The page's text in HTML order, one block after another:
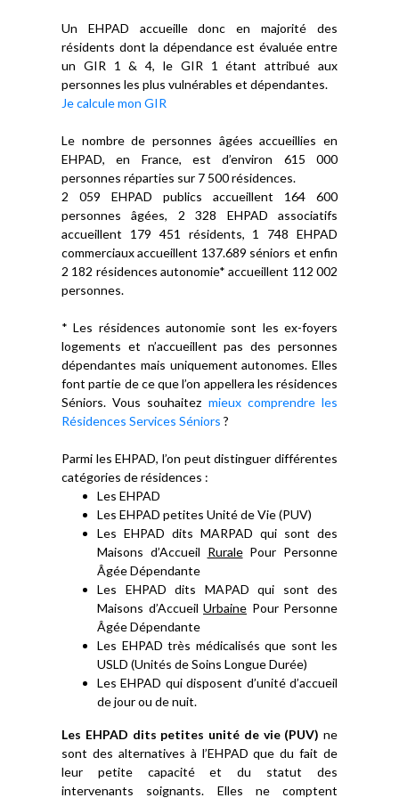
Un EHPAD accueille donc en majorité des
résidents dont la dépendance est évaluée entre
un GIR 1 & 4, le GIR 1 étant attribué aux
personnes les plus vulnérables et dépendantes.
Je calcule mon GIR
Le nombre de personnes âgées accueillies en
EHPAD, en France, est d’environ 615 000
personnes réparties sur 7 500 résidences.
2 059 EHPAD publics accueillent 164 600
personnes âgées, 2 328 EHPAD associatifs
accueillent 179 451 résidents, 1 748 EHPAD
commerciaux accueillent 137.689 séniors et enfin
2 182 résidences autonomie* accueillent 112 002
personnes.
* Les résidences autonomie sont les ex-foyers
logements et n’accueillent pas des personnes
dépendantes mais uniquement autonomes. Elles
font partie de ce que l’on appellera les résidences
Séniors. Vous souhaitez mieux comprendre les
Résidences Services Séniors ?
Parmi les EHPAD, l’on peut distinguer différentes
catégories de résidences :
Les EHPAD
Les EHPAD petites Unité de Vie (PUV)
Les EHPAD dits MARPAD qui sont des
Maisons d’Accueil RuralePour Personne
Âgée Dépendante
Les EHPAD dits MAPAD qui sont des
Maisons d’Accueil Urbaine Pour Personne
Âgée Dépendante
Les EHPAD très médicalisés que sont les
USLD (Unités de Soins Longue Durée)
Les EHPAD qui disposent d’unité d’accueil
de jour ou de nuit.
Les EHPAD dits petites unité de vie (PUV) ne
sont des alternatives à l’EHPAD que du fait de
leur petite capacité et du statut des
intervenants soignants. Elles ne comptent